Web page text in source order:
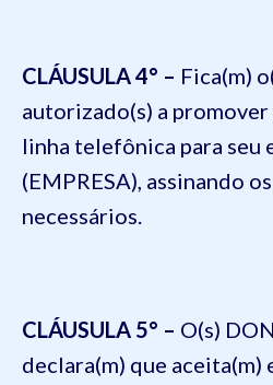
CLÁUSULA 4° – Fica(m)
autorizado(s) a
linha telefônica para seu
(EMPRESA), assinando
necessários.
CLÁUSULA 5° – O(s)
declara(m) que aceita(m)